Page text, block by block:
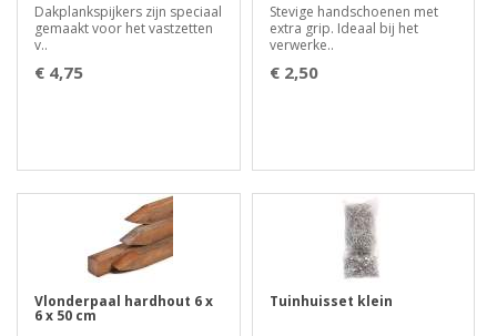
Dakplankspijkers zijn speciaal
gemaakt voor het vastzetten
v..
€ 4,75
Stevige handschoenen met
extra grip. Ideaal bij het
verwerke..
€ 2,50
Vlonderpaal hardhout 6 x
6 x 50 cm
Tuinhuisset klein